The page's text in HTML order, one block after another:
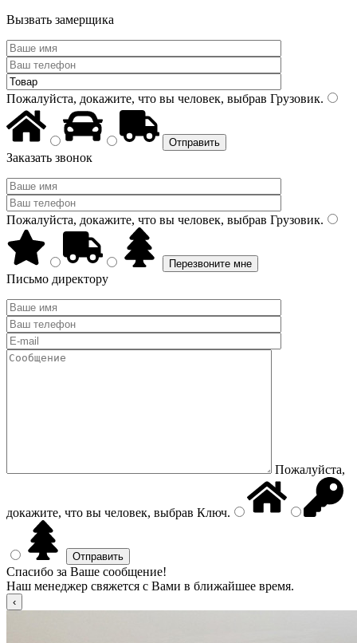
Вызвать замерщика
Пожалуйста, докажите, что вы человек, выбрав Грузовик.
Заказать звонок
Пожалуйста, докажите, что вы человек, выбрав Грузовик.
Письмо директору
Пожалуйста,
докажите, что вы человек, выбрав Ключ.
Спасибо за Ваше сообщение!
Наш менеджер свяжется с Вами в ближайшее время.